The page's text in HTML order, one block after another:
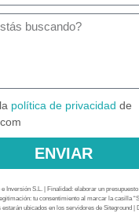
política de privacidad de
ENVIAR
Inversión S.L. | Finalidad: elaborar un
tu consentimiento al marcar la casilla
ubicados en los servidores de Siteground |